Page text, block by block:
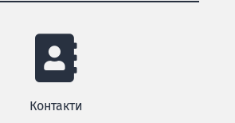
Контакти